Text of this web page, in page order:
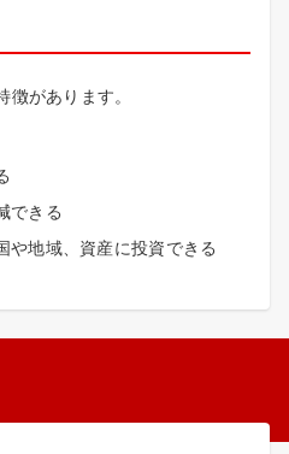
があります。
できる
や地域、資産に投資できる